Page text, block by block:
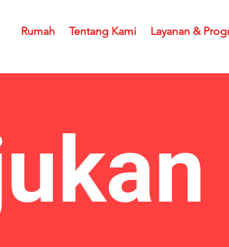
Rumah Tentang Kami Layanan &